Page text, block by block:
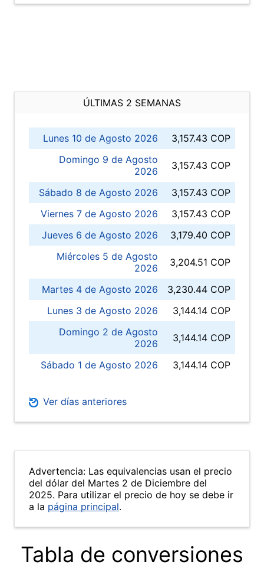
ÚLTIMAS 2 SEMANAS
Lunes 10 de Agosto 2026
3,157.43 COP
Domingo 9 de Agosto
2026
3,157.43 COP
Sábado 8 de Agosto 2026
3,157.43 COP
Viernes 7 de Agosto 2026
3,157.43 COP
Jueves 6 de Agosto 2026
3,179.40 COP
Miércoles 5 de Agosto
2026
3,204.51 COP
Martes 4 de Agosto 2026
3,230.44 COP
Lunes 3 de Agosto 2026
3,144.14 COP
Domingo 2 de Agosto
2026
3,144.14 COP
Sábado 1 de Agosto 2026 3,144.14 COP
Ver días anteriores
Advertencia: Las equivalencias usan el precio
del dólar del Martes 2 de Diciembre del
2025. Para utilizar el precio de hoy se debe ir
a la página principal.
Tabla de conversiones